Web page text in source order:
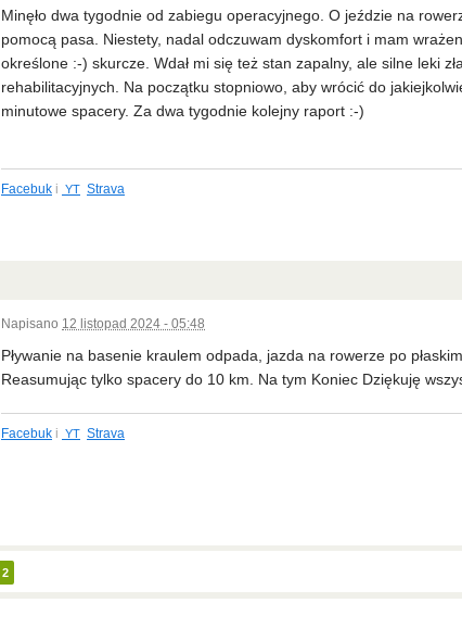
Minęło dwa tygodnie od zabiegu operacyjnego. O jeździe na
pomocą pasa. Niestety, nadal odczuwam dyskomfort i mam
określone :-) skurcze. Wdał mi się też stan zapalny, ale silne leki
rehabilitacyjnych. Na początku stopniowo, aby wrócić do
minutowe spacery. Za dwa tygodnie kolejny raport :-)
Facebuk i YT Strava
Napisano 12 listopad 2024 - 05:48
Pływanie na basenie kraulem odpada, jazda na rowerze po
Reasumując tylko spacery do 10 km. Na tym Koniec Dziękuję
Facebuk i YT Strava
2